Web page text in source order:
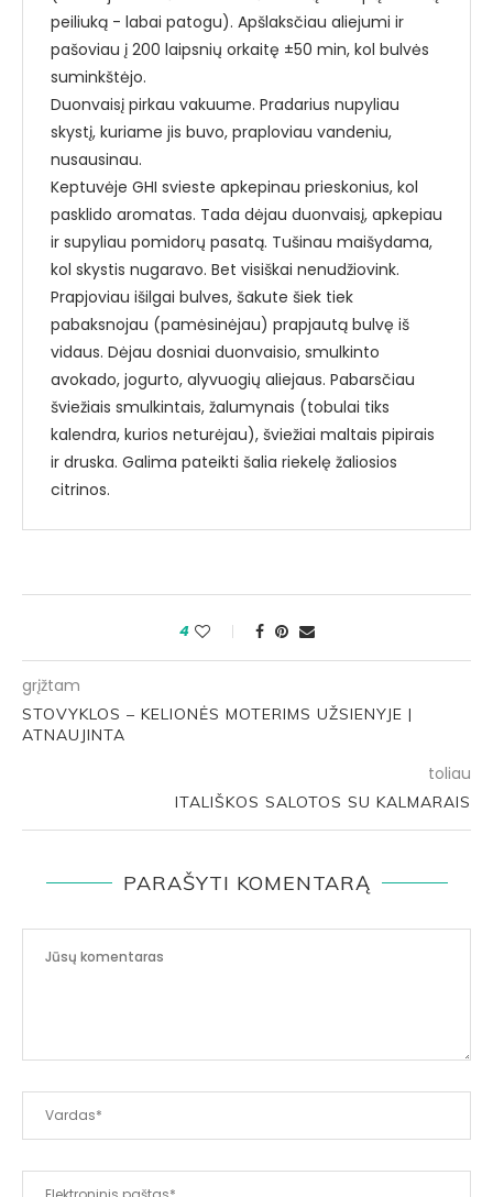
peiliuką - labai patogu). Apšlaksčiau aliejumi ir
pašoviau į 200 laipsnių orkaitę ±50 min, kol bulvės
suminkštėjo.
Duonvaisį pirkau vakuume. Pradarius nupyliau
skystį, kuriame jis buvo, praploviau vandeniu,
nusausinau.
Keptuvėje GHI svieste apkepinau prieskonius, kol
pasklido aromatas. Tada dėjau duonvaisį, apkepiau
ir supyliau pomidorų pasatą. Tušinau maišydama,
kol skystis nugaravo. Bet visiškai nenudžiovink.
Prapjoviau išilgai bulves, šakute šiek tiek
pabaksnojau (pamėsinėjau) prapjautą bulvę iš
vidaus. Dėjau dosniai duonvaisio, smulkinto
avokado, jogurto, alyvuogių aliejaus. Pabarsčiau
šviežiais smulkintais, žalumynais (tobulai tiks
kalendra, kurios neturėjau), šviežiai maltais pipirais
ir druska. Galima pateikti šalia riekelę žaliosios
citrinos.
4
grįžtam
STOVYKLOS – KELIONĖS MOTERIMS UŽSIENYJE |
ATNAUJINTA
toliau
ITALIŠKOS SALOTOS SU KALMARAIS
PARAŠYTI KOMENTARĄ